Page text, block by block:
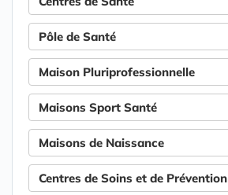
Pôle de Santé
Maison Pluriprofessionnelle
Maisons Sport Santé
Maisons de Naissance
Centres de Soins et de Prévention